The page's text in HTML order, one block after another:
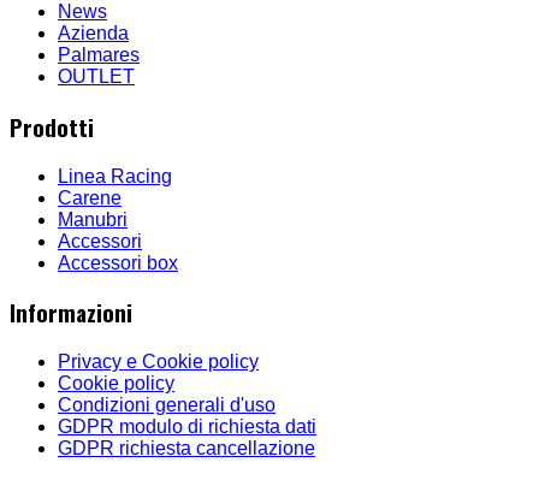
News
Azienda
Palmares
OUTLET
Prodotti
Linea Racing
Carene
Manubri
Accessori
Accessori box
Informazioni
Privacy e Cookie policy
Cookie policy
Condizioni generali d'uso
GDPR modulo di richiesta dati
GDPR richiesta cancellazione